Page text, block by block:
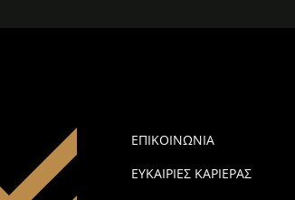
ΕΠΙΚΟΙΝΩΝΙΑ
ΕΥΚΑΙΡΙΕΣ ΚΑΡΙΕΡΑΣ